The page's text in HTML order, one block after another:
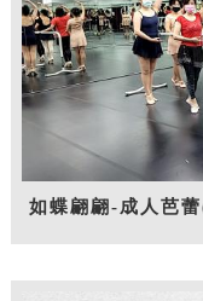
如蝶翩翩-成人芭